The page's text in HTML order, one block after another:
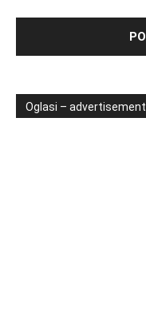
Oglasi – advertisement